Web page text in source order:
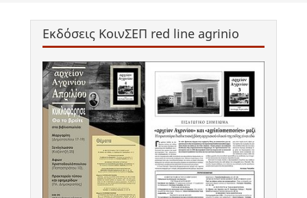
Εκδόσεις ΚοινΣΕΠ red line agrinio